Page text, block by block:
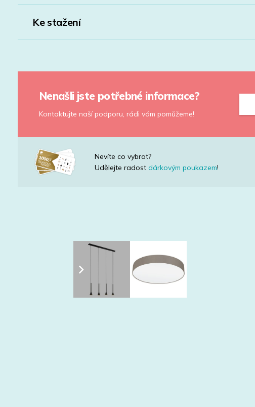
Ke stažení
Nenašli jste potřebné informace?
Kontaktujte naší podporu, rádi vám pomůžeme!
Nevíte co vybrat?
Udělejte radostdárkovým poukazem!